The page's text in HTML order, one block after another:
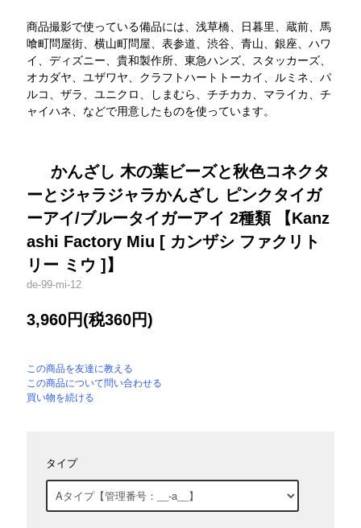
商品撮影で使っている備品には、浅草橋、日暮里、蔵前、馬
喰町問屋街、横山町問屋、表参道、渋谷、青山、銀座、ハワ
イ、ディズニー、貴和製作所、東急ハンズ、スタッカーズ、
オカダヤ、ユザワヤ、クラフトハートトーカイ、ルミネ、パ
ルコ、ザラ、ユニクロ、しまむら、チチカカ、マライカ、チ
ャイハネ、などで用意したものを使っています。
かんざし 木の葉ビーズと秋色コネクタ
ーとジャラジャラかんざし ピンクタイガ
ーアイ/ブルータイガーアイ 2種類 【Kanz
ashi Factory Miu [ カンザシ ファクリト
リー ミウ ]】
de-99-mi-12
3,960円(税360円)
この商品を友達に教える
この商品について問い合わせる
買い物を続ける
タイプ